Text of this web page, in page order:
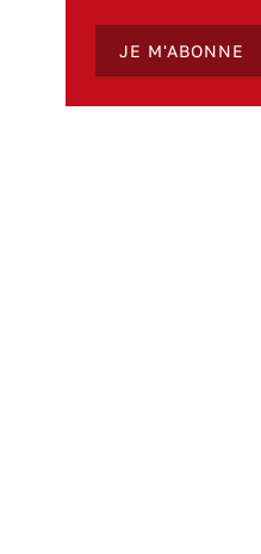
JE M'ABONNE